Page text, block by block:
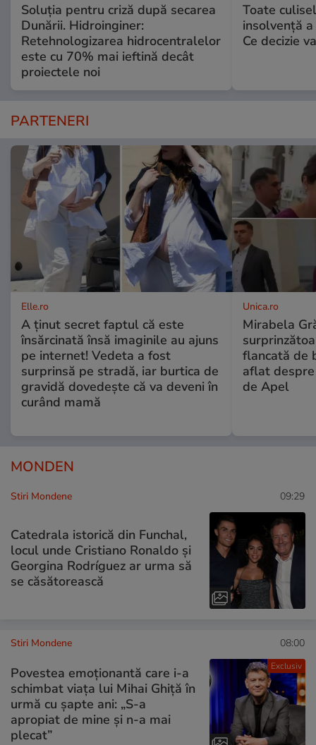
Soluția pentru criză după secarea
Dunării. Hidroinginer:
Retehnologizarea hidrocentralelor
este cu 70% mai ieftină decât
proiectele noi
Toate
insolvență
Ce decizie
PARTENERI
Elle.ro
A ținut secret faptul că este
însărcinată însă imaginile au ajuns
pe internet! Vedeta a fost
surprinsă pe stradă, iar burtica de
gravidă dovedește că va deveni în
curând mamă
Unica.ro
Mirabela
flancată de
aflat
de Apel
MONDEN
Stiri Mondene 09:29
Catedrala istorică din Funchal,
locul unde Cristiano Ronaldo și
Georgina Rodríguez ar urma să
se căsătorească
Exclusiv
Stiri Mondene 08:00
Povestea emoționantă care i-a
schimbat viața lui Mihai Ghiță în
urmă cu șapte ani: „S-a
apropiat de mine și n-a mai
plecat”